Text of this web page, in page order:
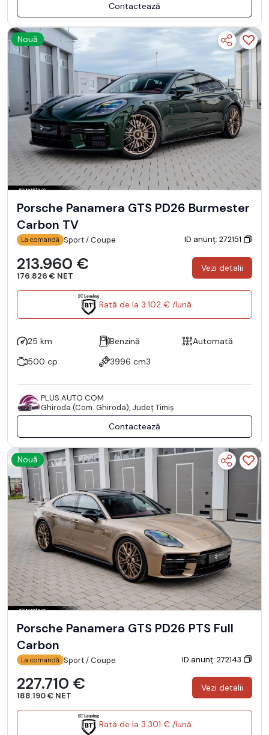
Contactează
Nouă
Porsche Panamera GTS PD26 Burmester
Carbon TV
La comandă Sport / Coupe ID anunț: 272151
213.960 €
176.826 € NET
Vezi detalii
Rată de la 3.102 € /lună
25 km Benzină
Automată
500 cp
3996 cm3
PLUS AUTO COM
Ghiroda (Com. Ghiroda), Județ Timiş
Contactează
Nouă
Porsche Panamera GTS PD26 PTS Full
Carbon
La comandă Sport / Coupe ID anunț: 272143
227.710 €
188.190 € NET
Vezi detalii
Rată de la 3.301 € /lună